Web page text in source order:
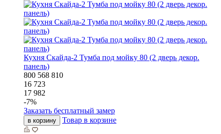
Кухня Скайда-2 Тумба под мойку 80 (2 дверь декор.
панель)
800 568 810
16 723
17 982
-7%
Заказать бесплатный замер
в корзину Товар в корзине